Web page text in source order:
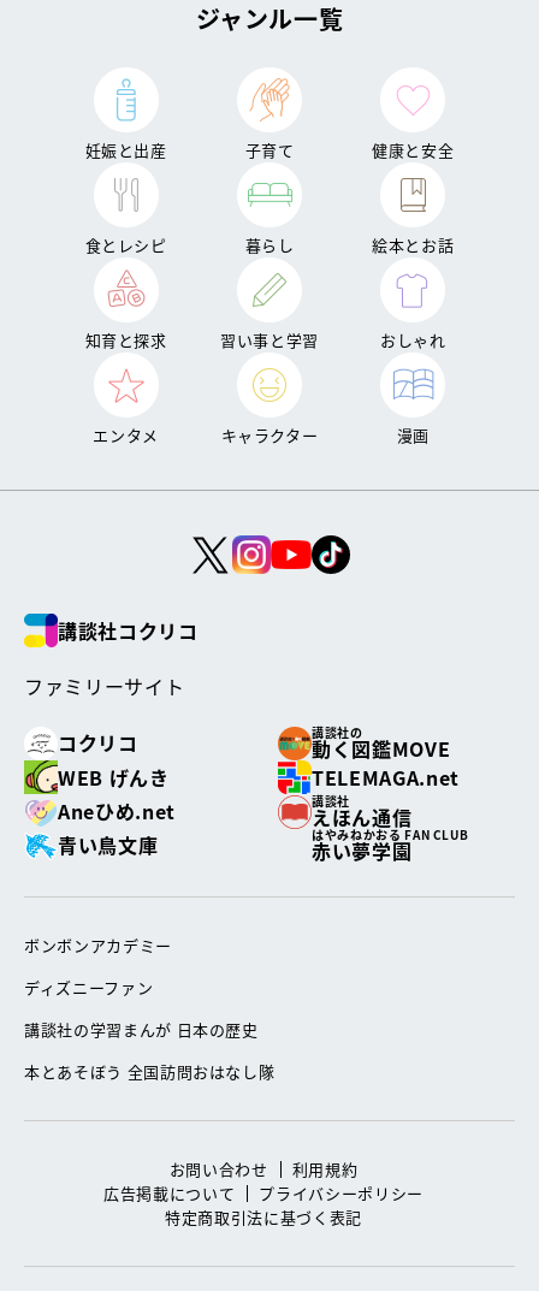
ジャンル一覧
妊娠と出産 子育て 健康と安全
食とレシピ 暮らし 絵本とお話
知育と探求 習い事と学習 おしゃれ
エンタメ キャラクター 漫画
講談社コクリコ
ファミリーサイト
コクリコ
講談社の
動く図鑑MOVE
WEB げんき
TELEMAGA.net
Aneひめ.net
講談社
えほん通信
青い鳥文庫
はやみねかおる FAN CLUB
赤い夢学園
ボンボンアカデミー
ディズニーファン
講談社の学習まんが 日本の歴史
本とあそぼう 全国訪問おはなし隊
お問い合わせ
利用規約
広告掲載について
プライバシーポリシー
特定商取引法に基づく表記